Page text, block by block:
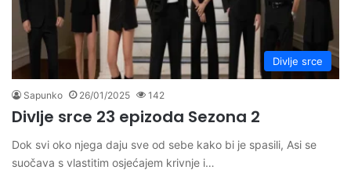
Divlje srce
Sapunko 26/01/2025 142
Divlje srce 23 epizoda Sezona 2
Dok svi oko njega daju sve od sebe kako bi je spasili, Asi se
suočava s vlastitim osjećajem krivnje i…